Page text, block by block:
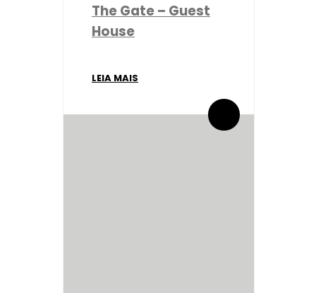
The Gate – Guest
House
LEIA MAIS